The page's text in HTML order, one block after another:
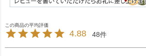
4.88 48